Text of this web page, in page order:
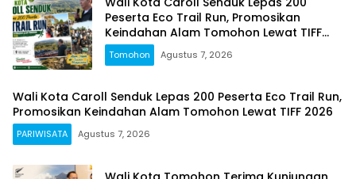
Peserta Eco Trail Run, Promosikan
Keindahan Alam Tomohon Lewat TIFF
2026
Tomohon Agustus 7, 2026
Wali Kota Caroll Senduk Lepas 200 Peserta Eco Trail Run,
Promosikan Keindahan Alam Tomohon Lewat TIFF 2026
PARIWISATA Agustus 7, 2026